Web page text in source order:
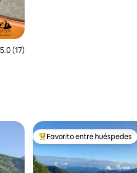
promedio: 5.0 de 5; 17
5.0 (17)
De los mejores en Favorito
Favorito entre huéspedes